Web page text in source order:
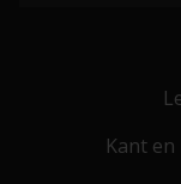
Kant